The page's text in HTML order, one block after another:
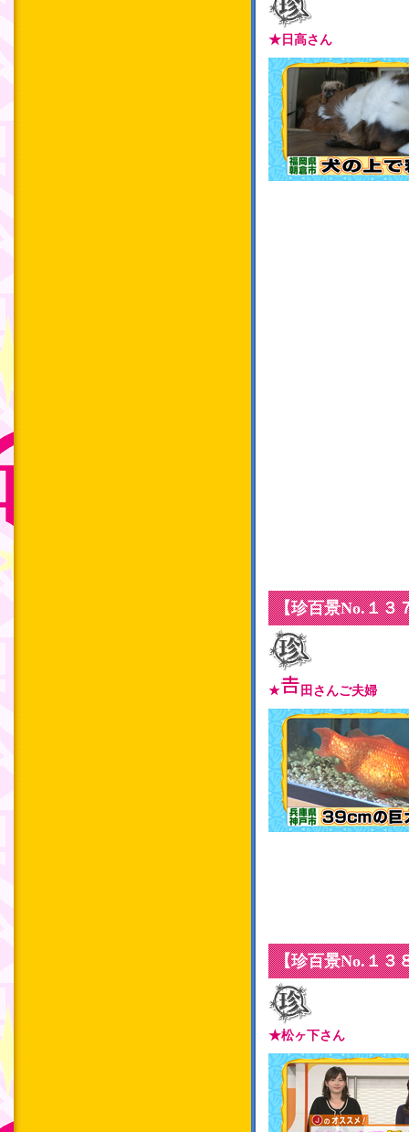
★日高さん
【珍百景No.１３
★ 田さんご夫婦
【珍百景No.１３
★松ヶ下さん